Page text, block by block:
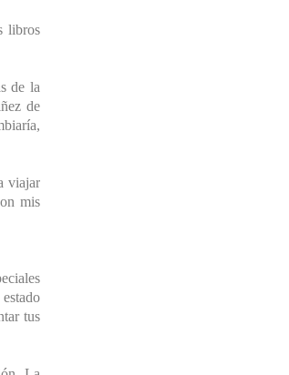
libros
de la
de
viajar
mis
tus